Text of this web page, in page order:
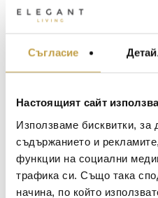
Съгласие
Настоящият сайт
Използваме бисквитки, за
съдържанието и
функции на социални
трафика си. Също така
начина, по който